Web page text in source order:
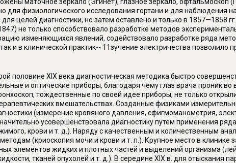
для физиологического исследования гортани и для наблюдения
целей диагностики, но затем оставлено и только в 1857—1858
не только способствовало разработке методов
изменяющихся явлений, содействовало разработке ряда
и в клинической практик-- 11зучение электричества
половине XIX века диагностическая методика быстро
и оптические приборы, благодаря чему глаз врача проник
тождественные по своей идее приборы, не только
вмешательствах. Созданные физиками
(измерение кровяного давления, сфигмоманометрия,
усовершенствовала диагностику путем применения
крови и т. д.). Наряду с качественным и количественным
(криоскопия мочи и крови и т. п.). Крупное место в клинике
элементов жидких и плотных частей и выделений организма
тканей опухолей и т. д.). В середине XIX в. для отыскания